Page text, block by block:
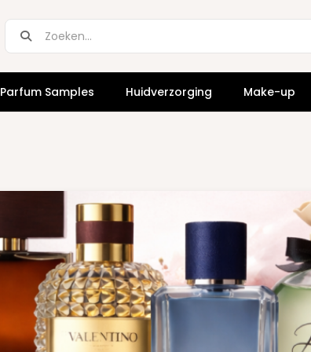
Parfum Samples Huidverzorging Make-up